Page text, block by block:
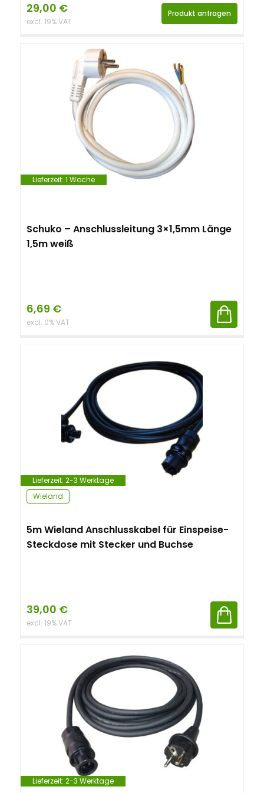
29,00 €
excl. 19% VAT
Produkt anfragen
Lieferzeit: 1 Woche
Schuko – Anschlussleitung 3×1,5mm Länge
1,5m weiß
6,69 €
excl. 0% VAT
Lieferzeit: 2-3 Werktage
Wieland
5m Wieland Anschlusskabel für Einspeise-
Steckdose mit Stecker und Buchse
39,00 €
excl. 19% VAT
Lieferzeit: 2-3 Werktage